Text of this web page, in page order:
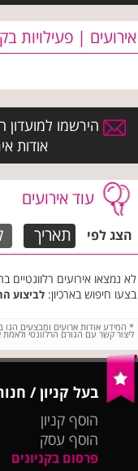
אירועים | פעילויות
הירשמו למועדון
אודות
עוד אירועים
הצג לפי תאריך
לא נמצאו אירועים רלוונטיים
בצעו חיפוש בארכיון: לביצוע
* המידע אודות ארועים ומבצעים הנו
ליצור קשר עם הגורם הרלוונטי
בעל קניון /
הוסף קניון
הוסף עסק
פרסום בקניונים